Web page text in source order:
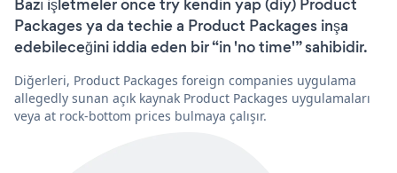
Bazı işletmeler önce try kendin yap (diy) Product
Packages ya da techie a Product Packages inşa
edebileceğini iddia eden bir “in 'no time'” sahibidir.
Diğerleri, Product Packages foreign companies uygulama
allegedly sunan açık kaynak Product Packages uygulamaları
veya at rock-bottom prices bulmaya çalışır.